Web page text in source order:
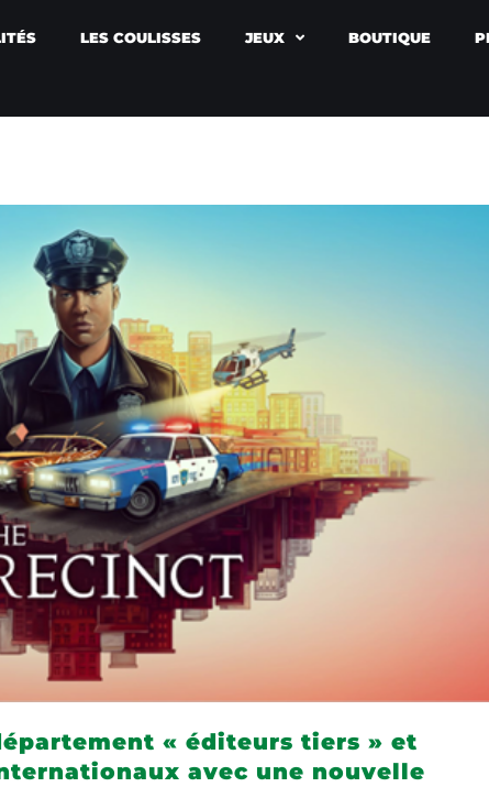
LES COULISSES JEUX BOUTIQUE
« éditeurs tiers » et
avec une nouvelle